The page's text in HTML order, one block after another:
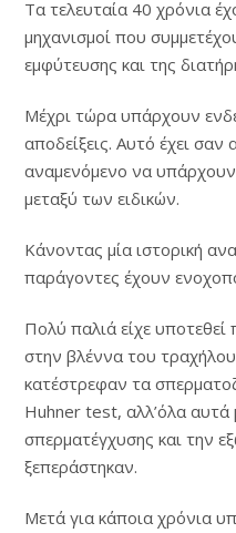
Τα τελευταία 40 χρόνια
μηχανισμοί που
εμφύτευσης και της
Μέχρι τώρα υπάρχουν
αποδείξεις. Αυτό έχει σαν
αναμενόμενο να
μεταξύ των ειδικών.
Κάνοντας μία ιστορική
παράγοντες έχουν
Πολύ παλιά είχε
στην βλέννα του
κατέστρεφαν τα
Huhner test, αλλ’όλα αυτά
σπερματέγχυσης και την
ξεπεράστηκαν.
Μετά για κάποια χρόνια